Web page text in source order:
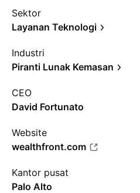
Sektor
Layanan Teknologi
Industri
Piranti Lunak Kemasan
CEO
David Fortunato
Website
wealthfront.com
Kantor pusat
Palo Alto